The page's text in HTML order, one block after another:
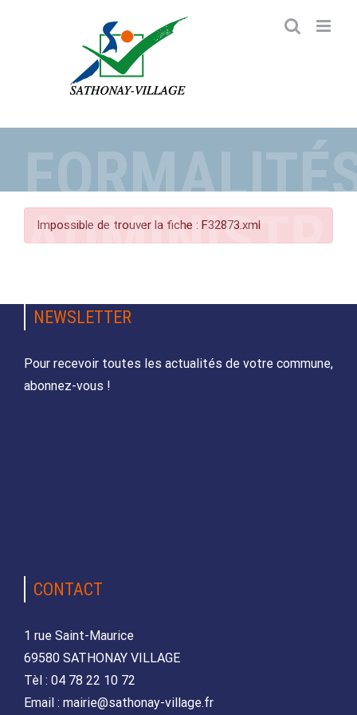
Impossible de trouver la fiche : F32873.xml
NEWSLETTER
Pour recevoir toutes les actualités de votre commune,
abonnez-vous !
CONTACT
1 rue Saint-Maurice
69580 SATHONAY VILLAGE
Tèl : 04 78 22 10 72
Email : mairie@sathonay-village.fr